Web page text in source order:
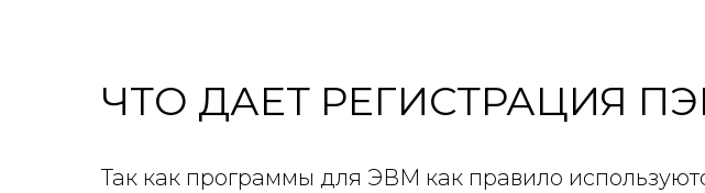
ЧТО ДАЕТ РЕГИСТРАЦИЯ
Так как программы для ЭВМ как правило